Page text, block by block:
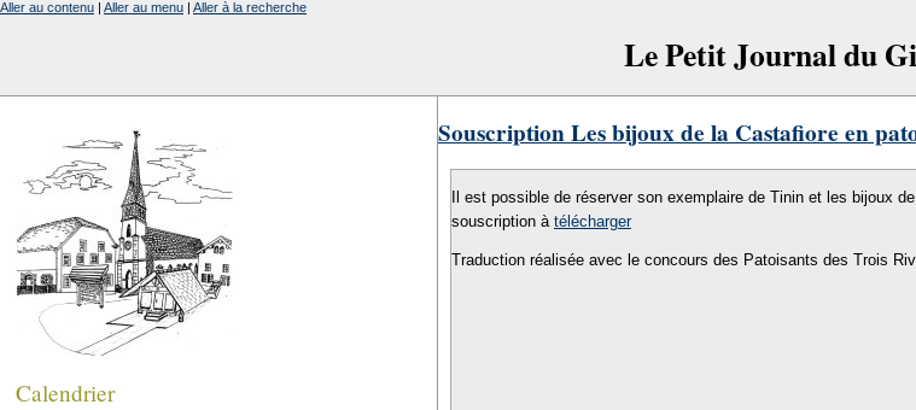
Le Petit Journal du
Aller au contenu | Aller au menu | Aller à la recherche
Souscription Les bijoux de la Castafiore en
Il est possible de réserver son exemplaire de Tinin et les bijoux
souscription à télécharger
Traduction réalisée avec le concours des Patoisants des Trois
Calendrier